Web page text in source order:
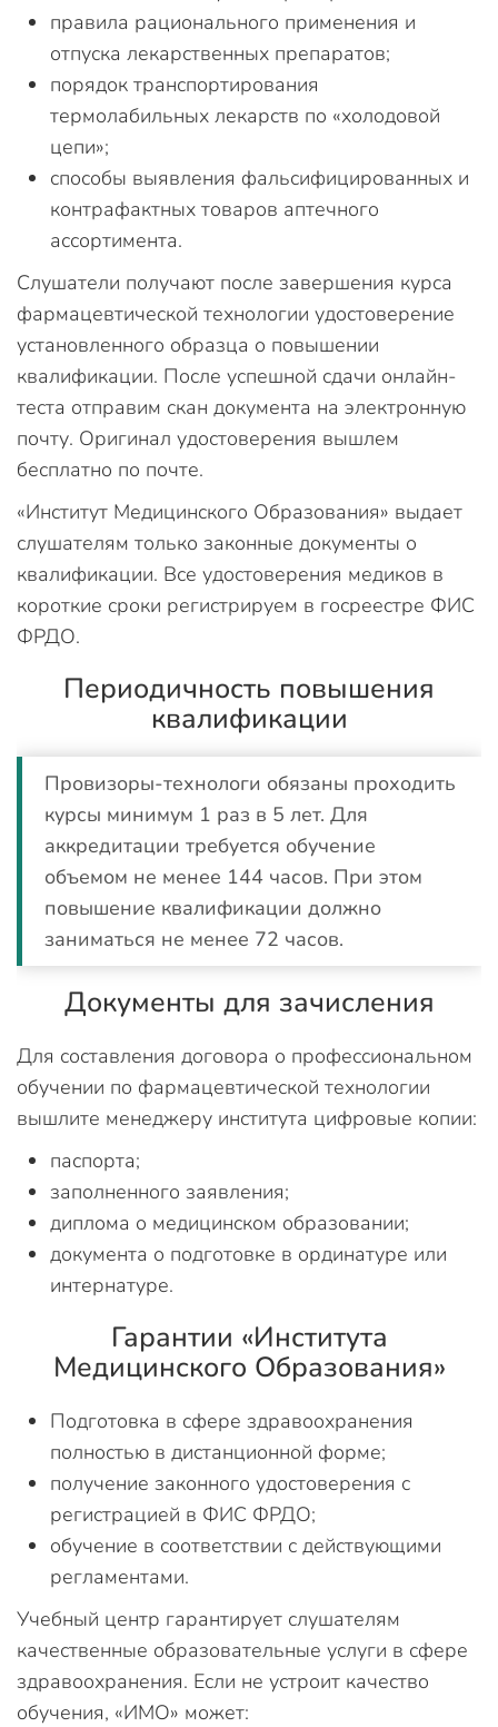
правила рационального применения и
отпуска лекарственных препаратов;
порядок транспортирования
термолабильных лекарств по «холодовой
цепи»;
способы выявления фальсифицированных и
контрафактных товаров аптечного
ассортимента.
Слушатели получают после завершения курса
фармацевтической технологии удостоверение
установленного образца о повышении
квалификации. После успешной сдачи онлайн-
теста отправим скан документа на электронную
почту. Оригинал удостоверения вышлем
бесплатно по почте.
«Институт Медицинского Образования» выдает
слушателям только законные документы о
квалификации. Все удостоверения медиков в
короткие сроки регистрируем в госреестре ФИС
ФРДО.
Периодичность повышения
квалификации
Провизоры-технологи обязаны проходить
курсы минимум 1 раз в 5 лет. Для
аккредитации требуется обучение
объемом не менее 144 часов. При этом
повышение квалификации должно
заниматься не менее 72 часов.
Документы для зачисления
Для составления договора о профессиональном
обучении по фармацевтической технологии
вышлите менеджеру института цифровые копии:
паспорта;
заполненного заявления;
диплома о медицинском образовании;
документа о подготовке в ординатуре или
интернатуре.
Гарантии «Института
Медицинского Образования»
Подготовка в сфере здравоохранения
полностью в дистанционной форме;
получение законного удостоверения с
регистрацией в ФИС ФРДО;
обучение в соответствии с действующими
регламентами.
Учебный центр гарантирует слушателям
качественные образовательные услуги в сфере
здравоохранения. Если не устроит качество
обучения, «ИМО» может: